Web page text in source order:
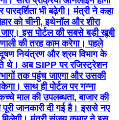
भी बढ़ेगी। मंत्री ने कहा
को चीनी, इथेनॉल और शीरा
जाए। इस पोर्टल की सबसे बड़ी खूबी
की तरह काम करेगा। पहले
नियंत्रण और श्रम विभाग के
थे। अब SIPP पर रजिस्ट्रेशन
तक पहुंच जाएगा और उसकी
साथ ही पोर्टल पर गन्ना
माल की उपलब्धता, बाजार की
जानकारी दी गई है। इससे नए